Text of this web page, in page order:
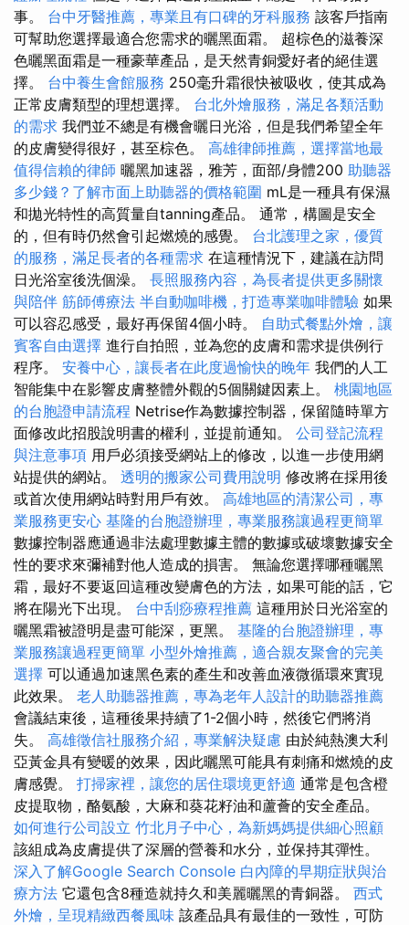
事。 台中牙醫推薦，專業且有口碑的牙科服務 該客戶指南
可幫助您選擇最適合您需求的曬黑面霜。 超棕色的滋養深
色曬黑面霜是一種豪華產品，是天然青銅愛好者的絕佳選
擇。 台中養生會館服務 250毫升霜很快被吸收，使其成為
正常皮膚類型的理想選擇。 台北外燴服務，滿足各類活動
的需求 我們並不總是有機會曬日光浴，但是我們希望全年
的皮膚變得很好，甚至棕色。 高雄律師推薦，選擇當地最
值得信賴的律師 曬黑加速器，雅芳，面部/身體200 助聽器
多少錢？了解市面上助聽器的價格範圍 mL是一種具有保濕
和拋光特性的高質量自tanning產品。 通常，構圖是安全
的，但有時仍然會引起燃燒的感覺。 台北護理之家，優質
的服務，滿足長者的各種需求 在這種情況下，建議在訪問
日光浴室後洗個澡。 長照服務內容，為長者提供更多關懷
與陪伴 筋師傅療法 半自動咖啡機，打造專業咖啡體驗 如果
可以容忍感受，最好再保留4個小時。 自助式餐點外燴，讓
賓客自由選擇 進行自拍照，並為您的皮膚和需求提供例行
程序。 安養中心，讓長者在此度過愉快的晚年 我們的人工
智能集中在影響皮膚整體外觀的5個關鍵因素上。 桃園地區
的台胞證申請流程 Netrise作為數據控制器，保留隨時單方
面修改此招股說明書的權利，並提前通知。 公司登記流程
與注意事項 用戶必須接受網站上的修改，以進一步使用網
站提供的網站。 透明的搬家公司費用說明 修改將在採用後
或首次使用網站時對用戶有效。 高雄地區的清潔公司，專
業服務更安心 基隆的台胞證辦理，專業服務讓過程更簡單
數據控制器應通過非法處理數據主體的數據或破壞數據安全
性的要求來彌補對他人造成的損害。 無論您選擇哪種曬黑
霜，最好不要返回這種改變膚色的方法，如果可能的話，它
將在陽光下出現。 台中刮痧療程推薦 這種用於日光浴室的
曬黑霜被證明是盡可能深，更黑。 基隆的台胞證辦理，專
業服務讓過程更簡單 小型外燴推薦，適合親友聚會的完美
選擇 可以通過加速黑色素的產生和改善血液微循環來實現
此效果。 老人助聽器推薦，專為老年人設計的助聽器推薦
會議結束後，這種後果持續了1-2個小時，然後它們將消
失。 高雄徵信社服務介紹，專業解決疑慮 由於純熱澳大利
亞黃金具有變暖的效果，因此曬黑可能具有刺痛和燃燒的皮
膚感覺。 打掃家裡，讓您的居住環境更舒適 通常是包含橙
皮提取物，酪氨酸，大麻和葵花籽油和蘆薈的安全產品。
如何進行公司設立 竹北月子中心，為新媽媽提供細心照顧
該組成為皮膚提供了深層的營養和水分，並保持其彈性。
深入了解Google Search Console 白內障的早期症狀與治
療方法 它還包含8種造就持久和美麗曬黑的青銅器。 西式
外燴，呈現精緻西餐風味 該產品具有最佳的一致性，可防